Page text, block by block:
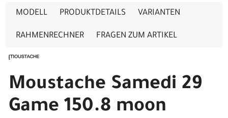
MODELL PRODUKTDETAILS VARIANTEN
RAHMENRECHNER FRAGEN ZUM ARTIKEL
Moustache Samedi 29
Game 150.8 moon